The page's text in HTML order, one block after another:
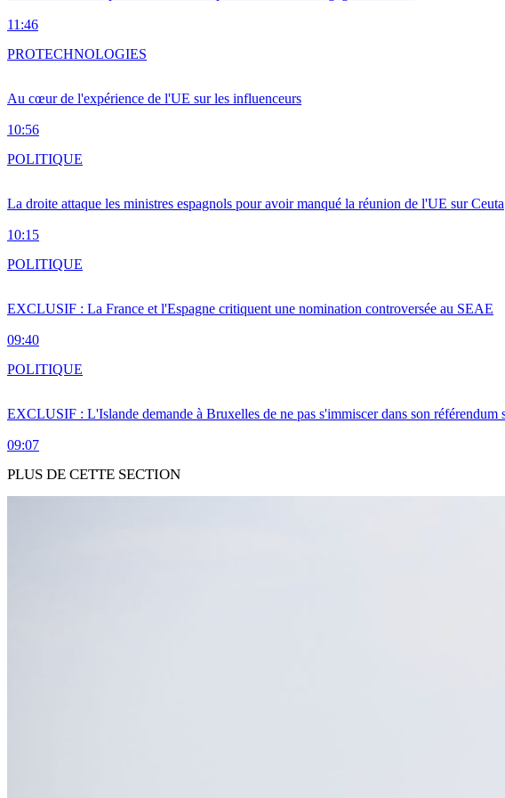
11:46
Au cœur de l'expérience de l'UE sur les influenceurs
10:56
PROTECHNOLOGIES
La droite attaque les ministres espagnols pour avoir manqué la réunion de l'UE sur Ceuta
10:15
POLITIQUE
EXCLUSIF : La France et l'Espagne critiquent une nomination controversée au SEAE
09:40
POLITIQUE
EXCLUSIF : L'Islande demande à Bruxelles de ne pas s'immiscer dans son référendum
09:07
POLITIQUE
PLUS DE CETTE SECTION